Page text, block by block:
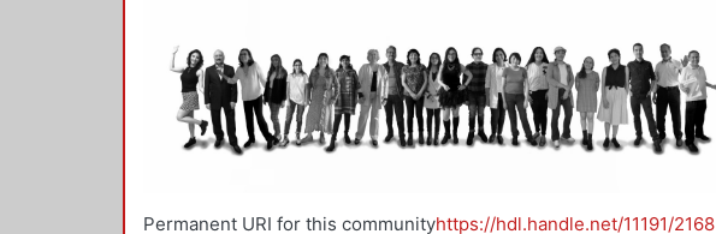
Permanent URI for this communityhttps://hdl.handle.net/11191/2168